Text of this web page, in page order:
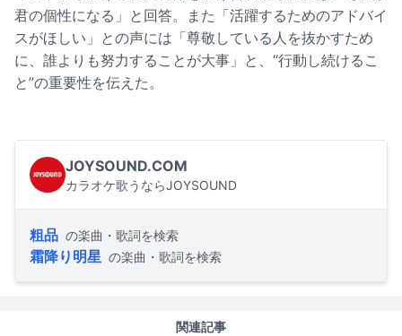
君の個性になる」と回答。また「活躍するためのアドバイ
スがほしい」との声には「尊敬している⼈を抜かすため
に、誰よりも努⼒することが⼤事」と、“行動し続けるこ
と”の重要性を伝えた。
JOYSOUND.COM
カラオケ歌うならJOYSOUND
粗品 の楽曲・歌詞を検索
霜降り明星 の楽曲・歌詞を検索
関連記事